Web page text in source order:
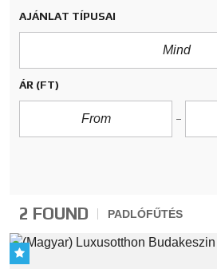
AJÁNLAT TÍPUSAI
Mind
ÁR (FT)
2 FOUND PADLÓFŰTÉS